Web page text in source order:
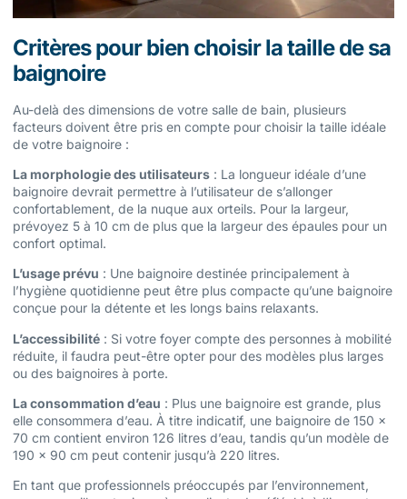
Critères pour bien choisir la taille de sa
baignoire
Au-delà des dimensions de votre salle de bain, plusieurs
facteurs doivent être pris en compte pour choisir la taille idéale
de votre baignoire :
La morphologie des utilisateurs : La longueur idéale d’une
baignoire devrait permettre à l’utilisateur de s’allonger
confortablement, de la nuque aux orteils. Pour la largeur,
prévoyez 5 à 10 cm de plus que la largeur des épaules pour un
confort optimal.
L’usage prévu : Une baignoire destinée principalement à
l’hygiène quotidienne peut être plus compacte qu’une baignoire
conçue pour la détente et les longs bains relaxants.
L’accessibilité : Si votre foyer compte des personnes à mobilité
réduite, il faudra peut-être opter pour des modèles plus larges
ou des baignoires à porte.
La consommation d’eau : Plus une baignoire est grande, plus
elle consommera d’eau. À titre indicatif, une baignoire de 150 x
70 cm contient environ 126 litres d’eau, tandis qu’un modèle de
190 x 90 cm peut contenir jusqu’à 220 litres.
En tant que professionnels préoccupés par l’environnement,